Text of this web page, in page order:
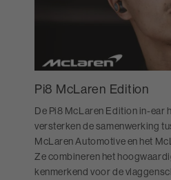
Pi8 McLaren Edition
De Pi8 McLaren Edition in-ear
versterken de samenwerking
McLaren Automotive en het
Ze combineren het
kenmerkend voor de